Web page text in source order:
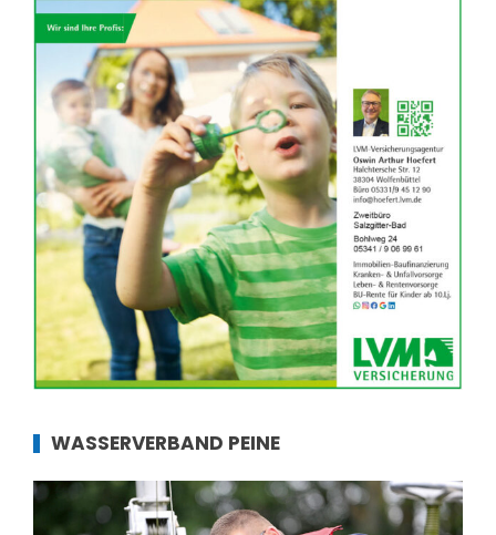
WASSERVERBAND PEINE